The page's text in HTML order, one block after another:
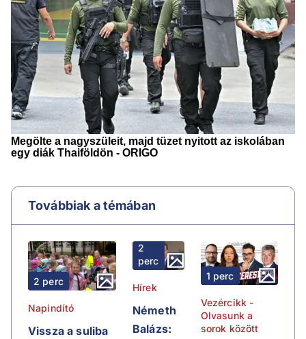
Továbbiak a témában
2 perc
Napindító
Vissza a suliba
2
perc
Hírek
Németh
Balázs:
1 perc
Vezércikk -
Olvasunk a
sorok között